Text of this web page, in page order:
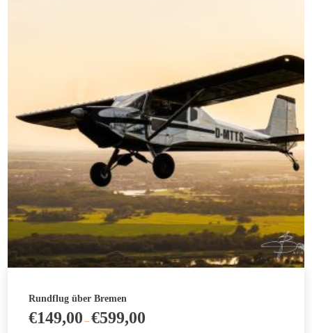
auf
Produktseite
gewählt
werden
Rundflug über Bremen
€149,00 –€599,00